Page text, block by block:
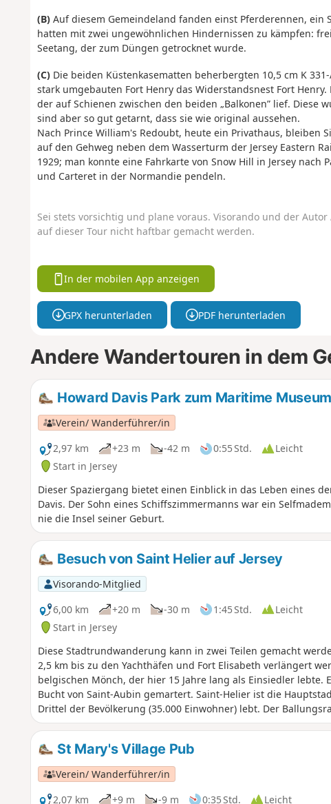
(B)Auf diesem Gemeindeland fanden einst Pferderennen, ein
hatten mit zwei ungewöhnlichen Hindernissen zu kämpfen:
Seetang, der zum Düngen getrocknet wurde.
(C)Die beiden Küstenkasematten beherbergten 10,5 cm K
stark umgebauten Fort Henry das Widerstandsnest Fort
der auf Schienen zwischen den beiden „Balkonen” lief.
sind aber so gut getarnt, dass sie wie original aussehen.
Nach Prince William's Redoubt, heute ein Privathaus, bleiben
auf den Gehweg neben dem Wasserturm der Jersey Eastern
1929; man konnte eine Fahrkarte von Snow Hill in Jersey
und Carteret in der Normandie pendeln.
Sei stets vorsichtig und plane voraus. Visorando und der
auf dieser Tour nicht haftbar gemacht werden.
In der mobilen App anzeigen
GPX herunterladen PDF herunterladen
Andere Wandertouren in dem
Howard Davis Park zum Maritime Museum
Verein/ Wanderführer/in
2,97 km
+23 m -42 m 0:55 Std.
Leicht
Start in Jersey
Dieser Spaziergang bietet einen Einblick in das Leben eines
Davis. Der Sohn eines Schiffszimmermanns war ein
nie die Insel seiner Geburt.
Besuch von Saint Helier auf Jersey
Visorando-Mitglied
6,00 km
+20 m -30 m 1:45 Std.
Leicht
Start in Jersey
Diese Stadtrundwanderung kann in zwei Teilen gemacht
2,5 km bis zu den Yachthäfen und Fort Elisabeth verlängert
belgischen Mönch, der hier 15 Jahre lang als Einsiedler lebte.
Bucht von Saint-Aubin gemartert. Saint-Helier ist die
Drittel der Bevölkerung (35.000 Einwohner) lebt. Der
St Mary's Village Pub
Verein/ Wanderführer/in
2,07 km
+9 m -9 m 0:35 Std. Leicht